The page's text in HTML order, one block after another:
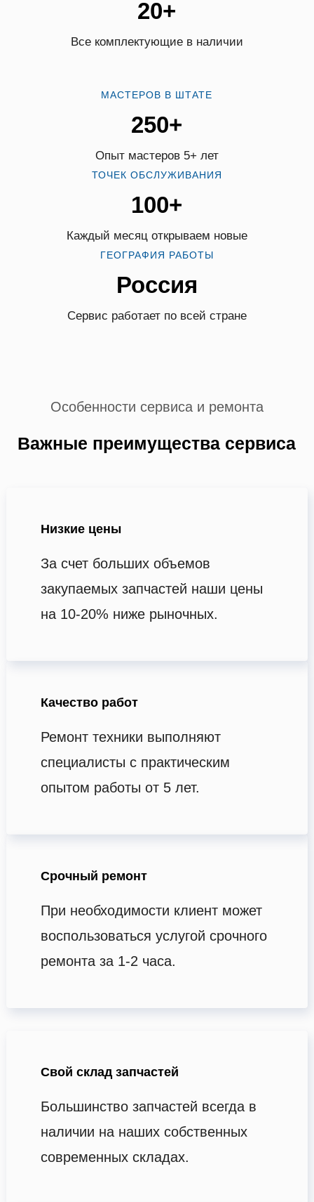
20+
Все комплектующие в наличии
МАСТЕРОВ В ШТАТЕ
250+
Опыт мастеров 5+ лет
ТОЧЕК ОБСЛУЖИВАНИЯ
100+
Каждый месяц открываем новые
ГЕОГРАФИЯ РАБОТЫ
Россия
Сервис работает по всей стране
Особенности сервиса и ремонта
Важные преимущества сервиса
Низкие цены
За счет больших объемов
закупаемых запчастей наши цены
на 10-20% ниже рыночных.
Качество работ
Ремонт техники выполняют
специалисты с практическим
опытом работы от 5 лет.
Срочный ремонт
При необходимости клиент может
воспользоваться услугой срочного
ремонта за 1-2 часа.
Свой склад запчастей
Большинство запчастей всегда в
наличии на наших собственных
современных складах.